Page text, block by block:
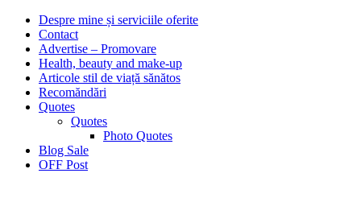
Despre mine și serviciile oferite
Contact
Advertise – Promovare
Health, beauty and make-up
Articole stil de viață sănătos
Recomăndări
Quotes
Quotes
Photo Quotes
Blog Sale
OFF Post